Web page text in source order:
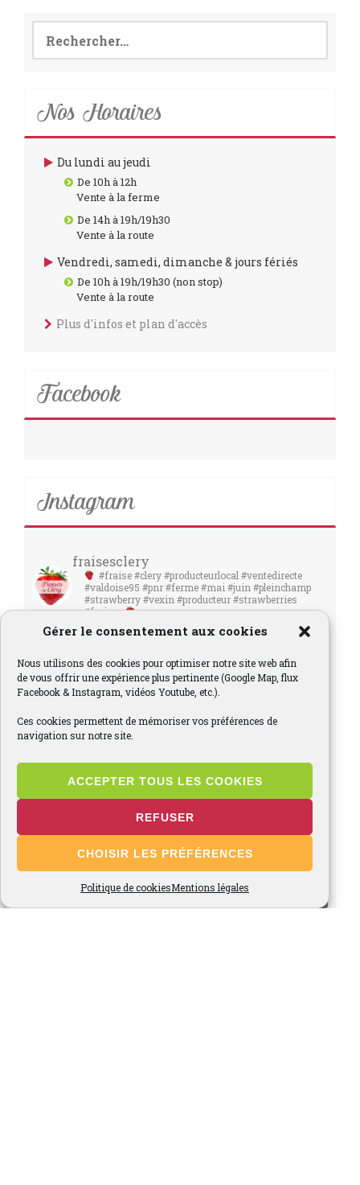
Gérer le consentement aux cookies
Nous utilisons des cookies pour optimiser notre site web afin
de vous offrir une expérience plus pertinente (Google Map, flux
Facebook & Instagram, vidéos Youtube, etc.).
Ces cookies permettent de mémoriser vos préférences de
navigation sur notre site.
ACCEPTER TOUS LES COOKIES
REFUSER
CHOISIR LES PRÉFÉRENCES
Politique de cookiesMentions légales
Rechercher :
Nos Horaires
Du lundi au jeudi
De 10h à 12h
Vente à la ferme
De 14h à 19h/19h30
Vente à la route
Vendredi, samedi, dimanche & jours fériés
De 10h à 19h/19h30 (non stop)
Vente à la route
Plus d'infos et plan d'accès
Facebook
Instagram
fraisesclery
#fraise #clery #producteurlocal #ventedirecte
#valdoise95 #pnr #ferme #mai #juin #pleinchamp
#strawberry #vexin #producteur #strawberries
#fraises